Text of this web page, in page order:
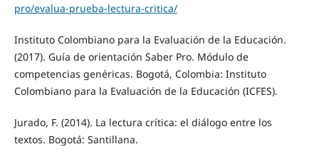
pro/evalua-prueba-lectura-critica/
Instituto Colombiano para la Evaluación de la Educación.
(2017). Guía de orientación Saber Pro. Módulo de
competencias genéricas. Bogotá, Colombia: Instituto
Colombiano para la Evaluación de la Educación (ICFES).
Jurado, F. (2014). La lectura crítica: el diálogo entre los
textos. Bogotá: Santillana.